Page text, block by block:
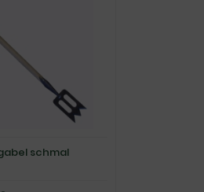
schmal